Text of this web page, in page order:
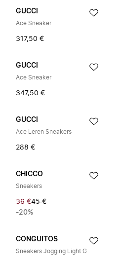
GUCCI
Ace Sneaker
317,50 €
GUCCI
Ace Sneaker
347,50 €
GUCCI
Ace Leren Sneakers
288 €
CHICCO
Sneakers
36 €45 €
-20%
CONGUITOS
Sneakers Jogging Light G